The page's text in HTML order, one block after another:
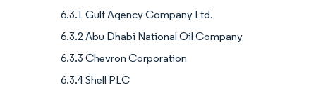
6.3.1 Gulf Agency Company Ltd.
6.3.2 Abu Dhabi National Oil Company
6.3.3 Chevron Corporation
6.3.4 Shell PLC